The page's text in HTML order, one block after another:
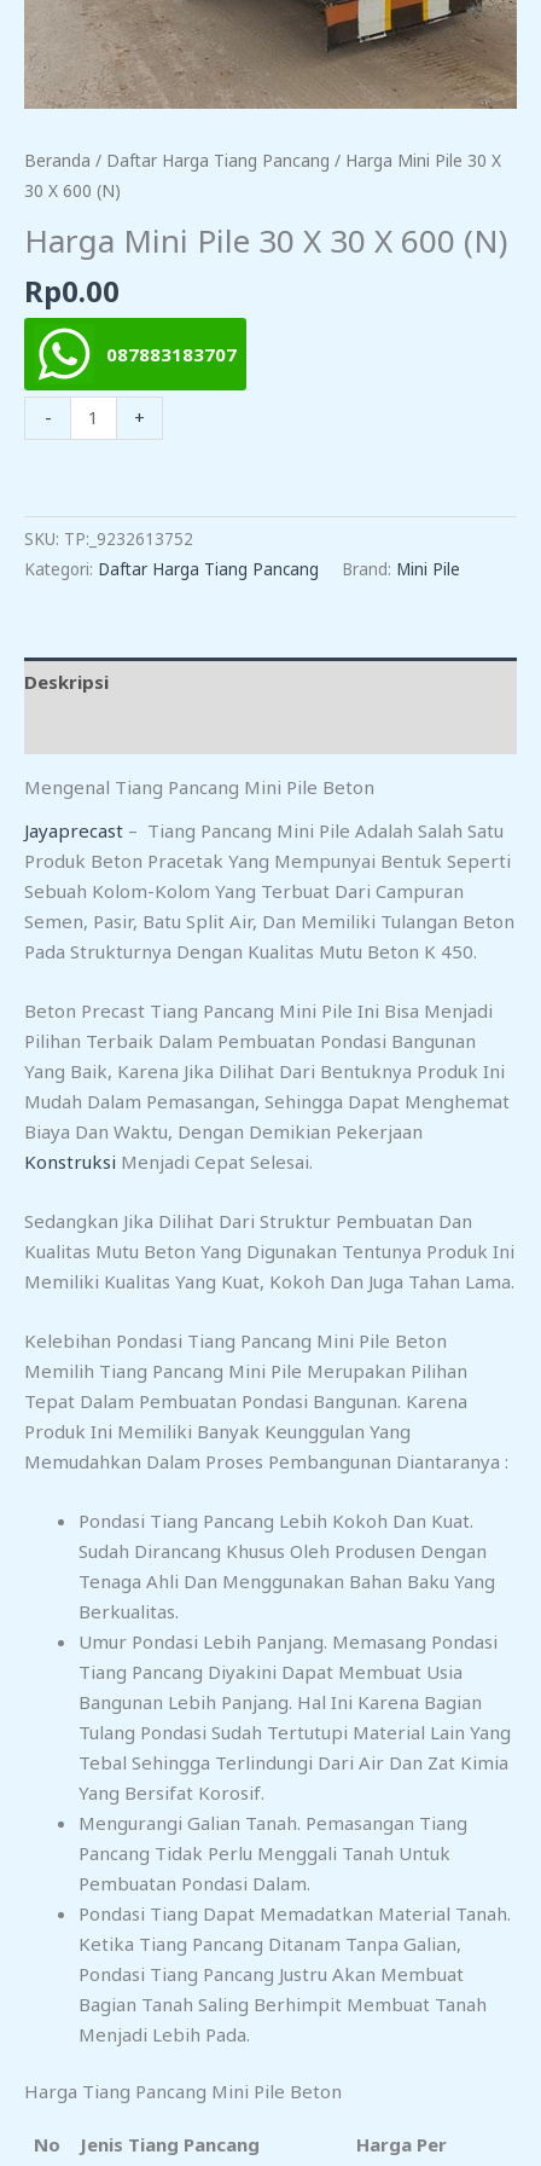
Beranda / Daftar Harga Tiang Pancang / Harga Mini Pile 30 X
30 X 600 (N)
Harga Mini Pile 30 X 30 X 600 (N)
Rp0.00
087883183707
-
Kuantitas
Harga
30
X
(N)
+
SKU: TP:_9232613752
Kategori: Daftar Harga Tiang Pancang Brand: Mini Pile
Deskripsi
Mengenal Tiang Pancang Mini Pile Beton
Jayaprecast – Tiang Pancang Mini Pile Adalah Salah Satu
Produk Beton Pracetak Yang Mempunyai Bentuk Seperti
Sebuah Kolom-Kolom Yang Terbuat Dari Campuran
Semen, Pasir, Batu Split Air, Dan Memiliki Tulangan Beton
Pada Strukturnya Dengan Kualitas Mutu Beton K 450.
Beton Precast Tiang Pancang Mini Pile Ini Bisa Menjadi
Pilihan Terbaik Dalam Pembuatan Pondasi Bangunan
Yang Baik, Karena Jika Dilihat Dari Bentuknya Produk Ini
Mudah Dalam Pemasangan, Sehingga Dapat Menghemat
Biaya Dan Waktu, Dengan Demikian Pekerjaan
Konstruksi Menjadi Cepat Selesai.
Sedangkan Jika Dilihat Dari Struktur Pembuatan Dan
Kualitas Mutu Beton Yang Digunakan Tentunya Produk Ini
Memiliki Kualitas Yang Kuat, Kokoh Dan Juga Tahan Lama.
Kelebihan Pondasi Tiang Pancang Mini Pile Beton
Memilih Tiang Pancang Mini Pile Merupakan Pilihan
Tepat Dalam Pembuatan Pondasi Bangunan. Karena
Produk Ini Memiliki Banyak Keunggulan Yang
Memudahkan Dalam Proses Pembangunan Diantaranya :
Pondasi Tiang Pancang Lebih Kokoh Dan Kuat.
Sudah Dirancang Khusus Oleh Produsen Dengan
Tenaga Ahli Dan Menggunakan Bahan Baku Yang
Berkualitas.
Umur Pondasi Lebih Panjang. Memasang Pondasi
Tiang Pancang Diyakini Dapat Membuat Usia
Bangunan Lebih Panjang. Hal Ini Karena Bagian
Tulang Pondasi Sudah Tertutupi Material Lain Yang
Tebal Sehingga Terlindungi Dari Air Dan Zat Kimia
Yang Bersifat Korosif.
Mengurangi Galian Tanah. Pemasangan Tiang
Pancang Tidak Perlu Menggali Tanah Untuk
Pembuatan Pondasi Dalam.
Pondasi Tiang Dapat Memadatkan Material Tanah.
Ketika Tiang Pancang Ditanam Tanpa Galian,
Pondasi Tiang Pancang Justru Akan Membuat
Bagian Tanah Saling Berhimpit Membuat Tanah
Menjadi Lebih Pada.
Harga Tiang Pancang Mini Pile Beton
No Jenis Tiang Pancang
Harga Per